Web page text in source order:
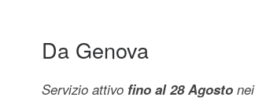
Da Genova
Servizio attivo fino al 28 Agosto